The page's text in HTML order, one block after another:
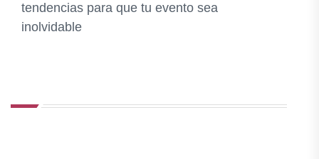
tendencias para que tu evento sea
inolvidable